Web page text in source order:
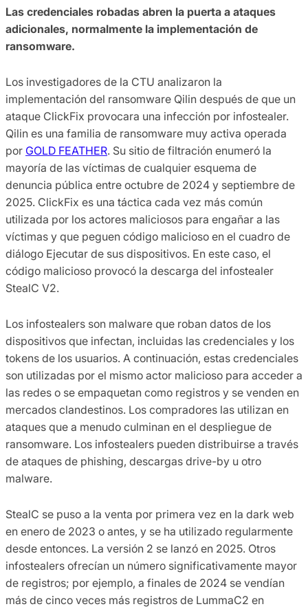
Las credenciales robadas abren la puerta a ataques
adicionales, normalmente la implementación de
ransomware.
Los investigadores de la CTU analizaron la
implementación del ransomware Qilin después de que un
ataque ClickFix provocara una infección por infostealer.
Qilin es una familia de ransomware muy activa operada
por GOLD FEATHER. Su sitio de filtración enumeró la
mayoría de las víctimas de cualquier esquema de
denuncia pública entre octubre de 2024 y septiembre de
2025. ClickFix es una táctica cada vez más común
utilizada por los actores maliciosos para engañar a las
víctimas y que peguen código malicioso en el cuadro de
diálogo Ejecutar de sus dispositivos. En este caso, el
código malicioso provocó la descarga del infostealer
StealC V2.
Los infostealers son malware que roban datos de los
dispositivos que infectan, incluidas las credenciales y los
tokens de los usuarios. A continuación, estas credenciales
son utilizadas por el mismo actor malicioso para acceder a
las redes o se empaquetan como registros y se venden en
mercados clandestinos. Los compradores las utilizan en
ataques que a menudo culminan en el despliegue de
ransomware. Los infostealers pueden distribuirse a través
de ataques de phishing, descargas drive-by u otro
malware.
StealC se puso a la venta por primera vez en la dark web
en enero de 2023 o antes, y se ha utilizado regularmente
desde entonces. La versión 2 se lanzó en 2025. Otros
infostealers ofrecían un número significativamente mayor
de registros; por ejemplo, a finales de 2024 se vendían
más de cinco veces más registros de LummaC2 en